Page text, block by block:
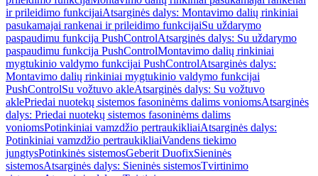
ir prileidimo funkcijaiAtsarginės dalys: Montavimo dalių rinkiniai
pasukamajai rankenai ir prileidimo funkcijaiSu uždarymo
paspaudimu funkcija PushControlAtsarginės dalys: Su uždarymo
paspaudimu funkcija PushControlMontavimo dalių rinkiniai
mygtukinio valdymo funkcijai PushControlAtsarginės dalys:
Montavimo dalių rinkiniai mygtukinio valdymo funkcijai
PushControlSu vožtuvo akleAtsarginės dalys: Su vožtuvo
aklePriedai nuotekų sistemos fasoninėms dalims voniomsAtsarginės
dalys: Priedai nuotekų sistemos fasoninėms dalims
voniomsPotinkiniai vamzdžio pertraukikliaiAtsarginės dalys:
Potinkiniai vamzdžio pertraukikliaiVandens tiekimo
jungtysPotinkinės sistemosGeberit DuofixSieninės
sistemosAtsarginės dalys: Sieninės sistemosTvirtinimo